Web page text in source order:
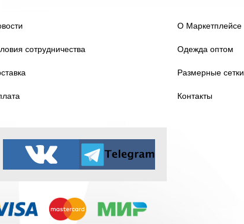
сотрудничества
О Маркетплейсе
Одежда оптом
Размерные сетки
Контакты